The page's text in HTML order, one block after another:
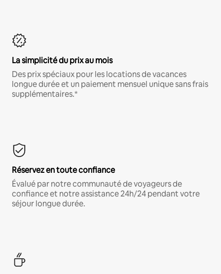
La simplicité du prix au mois
Des prix spéciaux pour les locations de vacances
longue durée et un paiement mensuel unique sans frais
supplémentaires.*
Réservez en toute confiance
Évalué par notre communauté de voyageurs de
confiance et notre assistance 24h/24 pendant votre
séjour longue durée.